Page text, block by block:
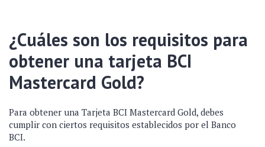
¿Cuáles son los requisitos para
obtener una tarjeta BCI
Mastercard Gold?
Para obtener una Tarjeta BCI Mastercard Gold, debes
cumplir con ciertos requisitos establecidos por el Banco
BCI.